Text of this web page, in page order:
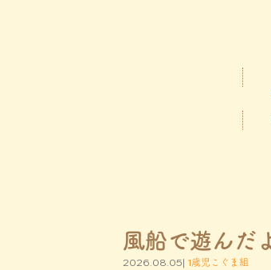
風船で遊んだ
2026.08.05| 1歳児こぐま組